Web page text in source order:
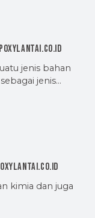
jenis bahan
jenis…
kimia dan juga